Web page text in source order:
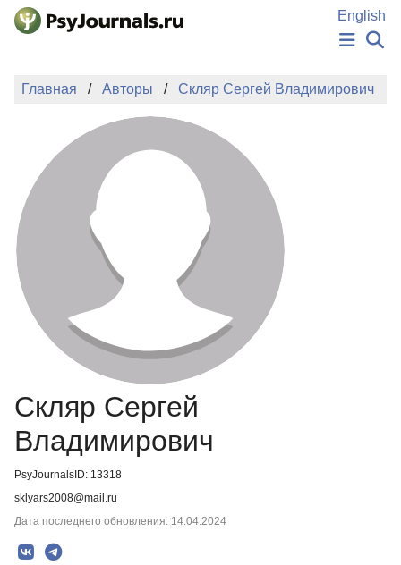
Перейти к основному содержанию
English
НОВОСТИ
АВТОРЫ
ПОДАТЬ РУКОПИСЬ
БАЗА ЗНАНИЙ
КЛЮЧЕВЫЕ СЛОВА
Регистрация
Главная Авторы Скляр Сергей Владимирович
Скляр Сергей
Владимирович
PsyJournalsID: 13318
sklyars2008@mail.ru
Дата последнего обновления: 14.04.2024